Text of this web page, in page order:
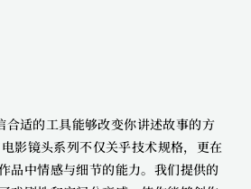
合适的工具能够改变你讲述故事的方
影镜头系列不仅关乎技术规格，更在
品中情感与细节的能力。我们提供的